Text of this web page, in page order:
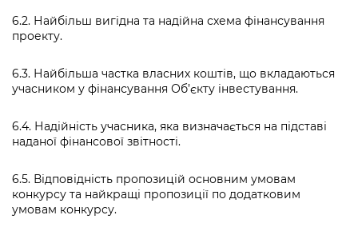
6.2. Найбільш вигідна та надійна схема фінансування
проекту.
6.3. Найбільша частка власних коштів, що вкладаються
учасником у фінансування Об’єкту інвестування.
6.4. Надійність учасника, яка визначається на підставі
наданої фінансової звітності.
6.5. Відповідність пропозицій основним умовам
конкурсу та найкращі пропозиції по додатковим
умовам конкурсу.